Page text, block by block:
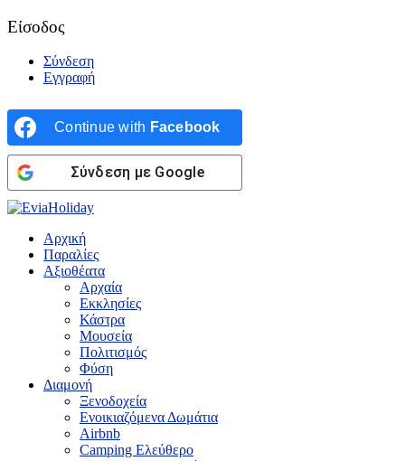
Είσοδος
Σύνδεση
Εγγραφή
Continue with Facebook
Σύνδεση με Google
Αρχική
Παραλίες
Αξιοθέατα
Αρχαία
Εκκλησίες
Κάστρα
Μουσεία
Πολιτισμός
Φύση
Διαμονή
Ξενοδοχεία
Ενοικιαζόμενα Δωμάτια
Airbnb
Camping Ελεύθερο